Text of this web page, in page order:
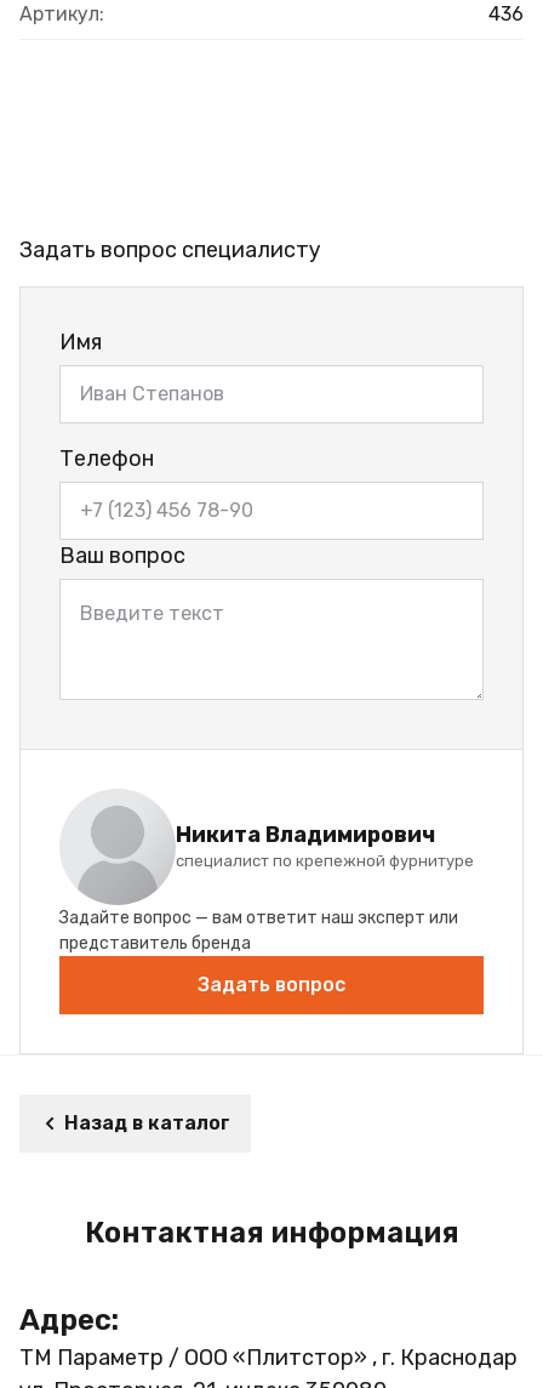
Артикул: 436
Задать вопрос специалисту
Имя
Телефон
Ваш вопрос
Никита Владимирович
специалист по крепежной фурнитуре
Задайте вопрос — вам ответит наш эксперт или
представитель бренда
Задать вопрос
Назад в каталог
Контактная информация
Адрес:
ТМ Параметр / ООО «Плитстор» , г. Краснодар